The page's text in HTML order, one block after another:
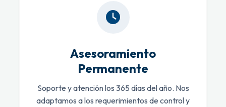
Asesoramiento
Permanente
Soporte y atención los 365 días del año. Nos
adaptamos a los requerimientos de control y